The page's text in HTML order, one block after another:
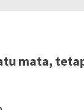
mata,